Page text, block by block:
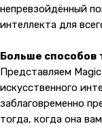
непревзойдённый
интеллекта для
Больше способов
Представляем
искусственного
заблаговременно
тогда, когда она